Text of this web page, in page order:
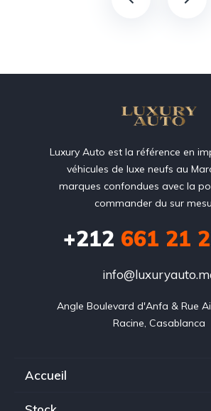
Luxury Auto est la référence en
véhicules de luxe neufs au
marques confondues avec la
commander du sur
+212 ‭661 21
Angle Boulevard d'Anfa & Rue
Racine, Casablanca
Accueil